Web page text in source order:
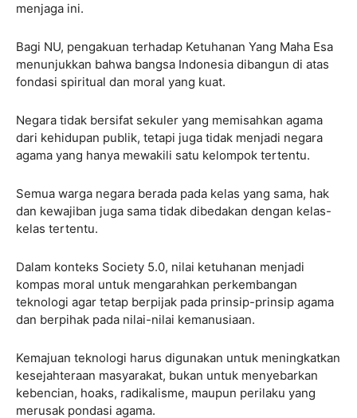
menjaga ini.
Bagi NU, pengakuan terhadap Ketuhanan Yang Maha Esa
menunjukkan bahwa bangsa Indonesia dibangun di atas
fondasi spiritual dan moral yang kuat.
Negara tidak bersifat sekuler yang memisahkan agama
dari kehidupan publik, tetapi juga tidak menjadi negara
agama yang hanya mewakili satu kelompok tertentu.
Semua warga negara berada pada kelas yang sama, hak
dan kewajiban juga sama tidak dibedakan dengan kelas-
kelas tertentu.
Dalam konteks Society 5.0, nilai ketuhanan menjadi
kompas moral untuk mengarahkan perkembangan
teknologi agar tetap berpijak pada prinsip-prinsip agama
dan berpihak pada nilai-nilai kemanusiaan.
Kemajuan teknologi harus digunakan untuk meningkatkan
kesejahteraan masyarakat, bukan untuk menyebarkan
kebencian, hoaks, radikalisme, maupun perilaku yang
merusak pondasi agama.